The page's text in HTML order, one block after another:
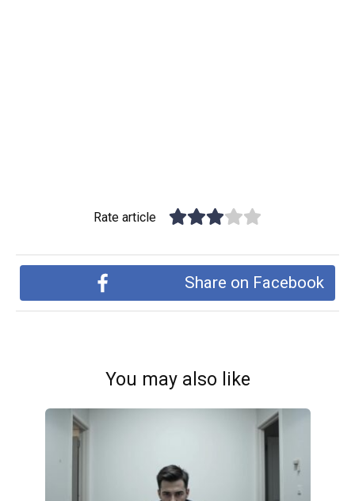
Rate article
Share on Facebook
You may also like